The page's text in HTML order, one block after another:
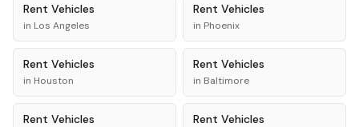
Rent Vehicles
in Los Angeles
Rent Vehicles
in Phoenix
Rent Vehicles
in Houston
Rent Vehicles
in Baltimore
Rent Vehicles Rent Vehicles